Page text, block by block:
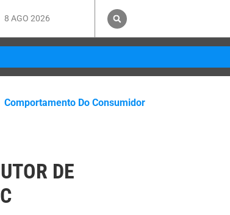
8 AGO 2026
Comportamento Do Consumidor
DE